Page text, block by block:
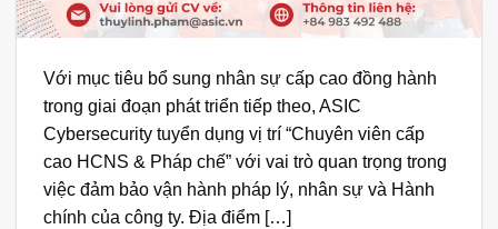
Với mục tiêu bổ sung nhân sự cấp cao đồng hành
trong giai đoạn phát triển tiếp theo, ASIC
Cybersecurity tuyển dụng vị trí “Chuyên viên cấp
cao HCNS & Pháp chế” với vai trò quan trọng trong
việc đảm bảo vận hành pháp lý, nhân sự và Hành
chính của công ty. Địa điểm […]